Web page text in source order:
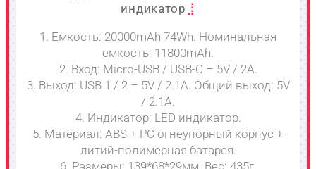
индикатор
1. Емкость: 20000mAh 74Wh. Номинальная
емкость: 11800mAh.
2. Вход: Micro-USB / USB-C – 5V / 2A.
3. Выход: USB 1 / 2 – 5V / 2.1A. Общий выход: 5V
/ 2.1A.
4. Индикатор: LED индикатор.
5. Материал: ABS + PC огнеупорный корпус +
литий-полимерная батарея.
6. Размеры: 139*68*29мм. Вес: 435г.